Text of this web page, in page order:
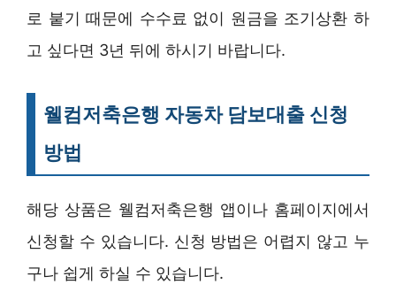
로 붙기 때문에 수수료 없이 원금을 조기상환 하
고 싶다면 3년 뒤에 하시기 바랍니다.
웰컴저축은행 자동차 담보대출 신청
방법
해당 상품은 웰컴저축은행 앱이나 홈페이지에서
신청할 수 있습니다. 신청 방법은 어렵지 않고 누
구나 쉽게 하실 수 있습니다.